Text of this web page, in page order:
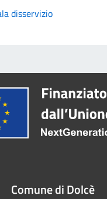
disservizio
Comune di Dolcè